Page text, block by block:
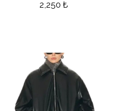
2,250 ₺